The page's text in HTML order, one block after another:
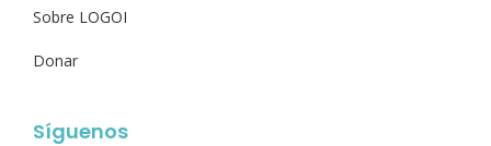
Sobre LOGOI
Donar
Síguenos